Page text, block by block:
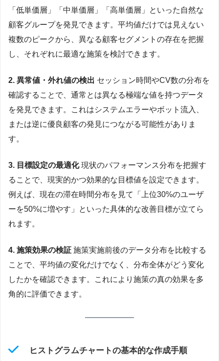
「低単価層」「中単価層」「高単価層」といった自然な
顧客グループを発見できます。平均値だけでは見えない
複数のピークから、異なる顧客セグメントの存在を把握
し、それぞれに最適な施策を検討できます。
2. 異常値・外れ値の検出 セッション時間やCV数の分布を
確認することで、通常とは異なる極端な値を持つデータ
を発見できます。これはシステムエラーやボット流入、
または逆に優良顧客の発見につながる可能性がありま
す。
3. 目標設定の最適化現状のパフォーマンス分布を把握す
ることで、現実的かつ効果的な目標値を設定できます。
例えば、現在の滞在時間分布を見て「上位30%のユーザ
ーを50%に増やす」といった具体的な改善目標が立てら
れます。
4. 施策効果の検証 施策実施前後のデータ分布を比較する
ことで、平均値の変化だけでなく、分布全体がどう変化
したかを確認できます。これにより施策の真の効果を多
角的に評価できます。
ヒストグラムチャートの基本的な作成手順